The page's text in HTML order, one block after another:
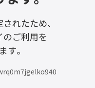
れたため、
のご利用を
す。